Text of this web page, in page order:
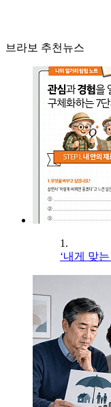
브라보 추천뉴스
1.
‘내게 맞